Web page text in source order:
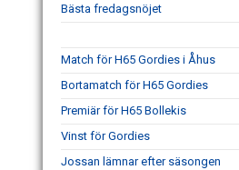
Bästa fredagsnöjet
Match för H65 Gordies i Åhus
Bortamatch för H65 Gordies
Premiär för H65 Bollekis
Vinst för Gordies
Jossan lämnar efter säsongen